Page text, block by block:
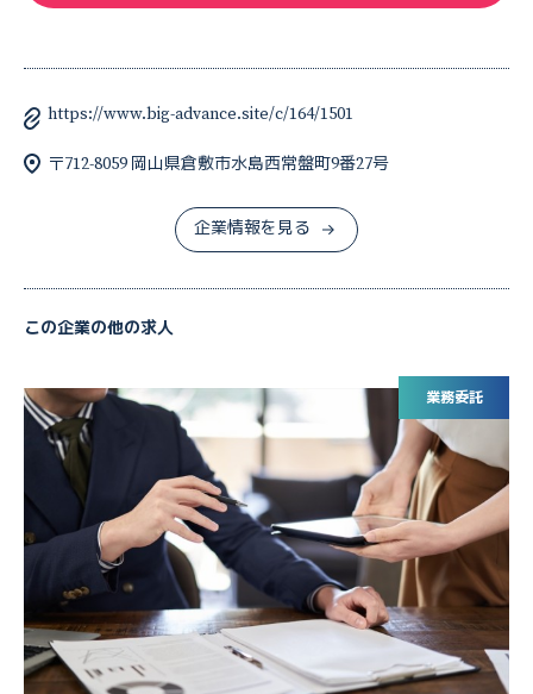
https://www.big-advance.site/c/164/1501
〒712-8059 岡山県倉敷市水島西常盤町9番27号
企業情報を見る
この企業の他の求人
業務委託